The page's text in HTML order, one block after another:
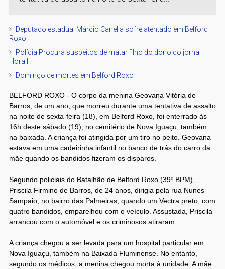
Deputado estadual Márcio Canella sofre atentado em Belford
Roxo
Polícia Procura suspeitos de matar filho do dono do jornal
Hora H
Domingo de mortes em Belford Roxo
BELFORD ROXO - O corpo da menina Geovana Vitória de
Barros, de um ano, que morreu durante uma tentativa de assalto
na noite de sexta-feira (18), em Belford Roxo, foi enterrado às
16h deste sábado (19), no cemitério de Nova Iguaçu, também
na baixada. A criança foi atingida por um tiro no peito. Geovana
estava em uma cadeirinha infantil no banco de trás do carro da
mãe quando os bandidos fizeram os disparos.
Segundo policiais do Batalhão de Belford Roxo (39º BPM),
Priscila Firmino de Barros, de 24 anos, dirigia pela rua Nunes
Sampaio, no bairro das Palmeiras, quando um Vectra preto, com
quatro bandidos, emparelhou com o veículo. Assustada, Priscila
arrancou com o automóvel e os criminosos atiraram.
A criança chegou a ser levada para um hospital particular em
Nova Iguaçu, também na Baixada Fluminense. No entanto,
segundo os médicos, a menina chegou morta à unidade. A mãe